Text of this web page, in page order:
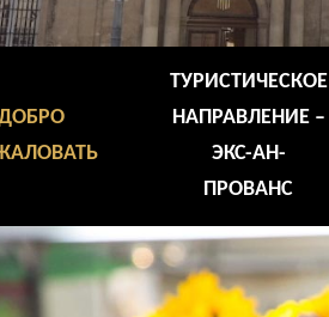
ТУРИСТИЧЕСКОЕ
НАПРАВЛЕНИЕ –
ЭКС-АН-
ПРОВАНС